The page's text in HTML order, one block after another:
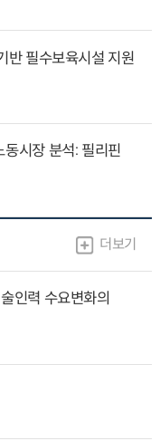
반 필수보육시설 지원
시장 분석: 필리핀
더보기
인력 수요변화의